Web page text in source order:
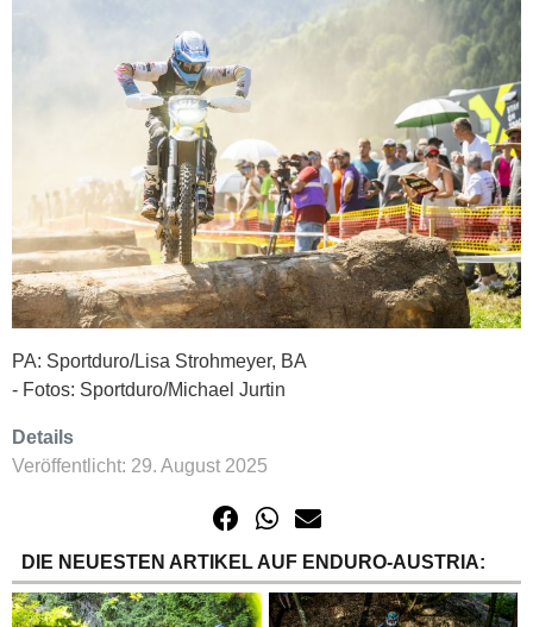
PA: Sportduro/Lisa Strohmeyer, BA
- Fotos: Sportduro/Michael Jurtin
Details
Veröffentlicht: 29. August 2025
DIE NEUESTEN ARTIKEL AUF ENDURO-AUSTRIA: